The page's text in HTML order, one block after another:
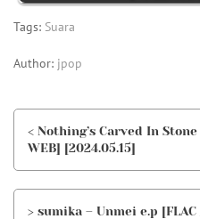
Tags: Suara
Author: jpop
< Nothing’s Carved In Stone
WEB] [2024.05.15]
> sumika – Unmei e.p [FLAC